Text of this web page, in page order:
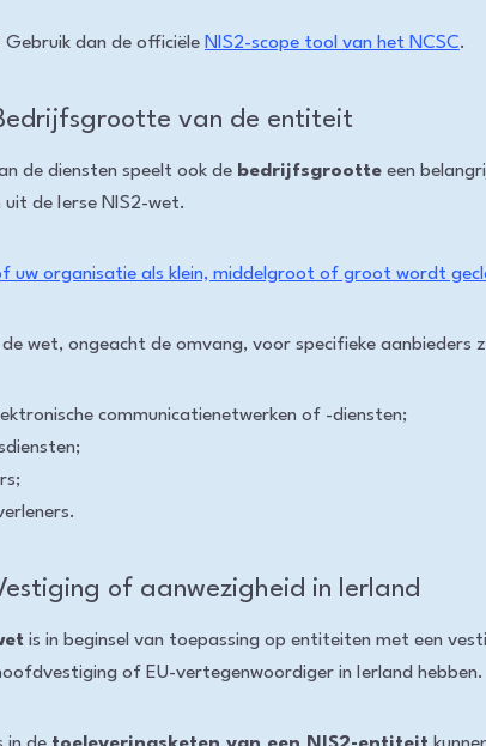
Gebruik dan de officiële NIS2-scope tool van het NCSC.
van de entiteit
de diensten speelt ook de bedrijfsgrootte een
uit de Ierse NIS2-wet.
uw organisatie als klein, middelgroot of groot wordt
wet, ongeacht de omvang, voor specifieke aanbieders
communicatienetwerken of -diensten;
of aanwezigheid in Ierland
is in beginsel van toepassing op entiteiten met een
of EU-vertegenwoordiger in Ierland hebben.